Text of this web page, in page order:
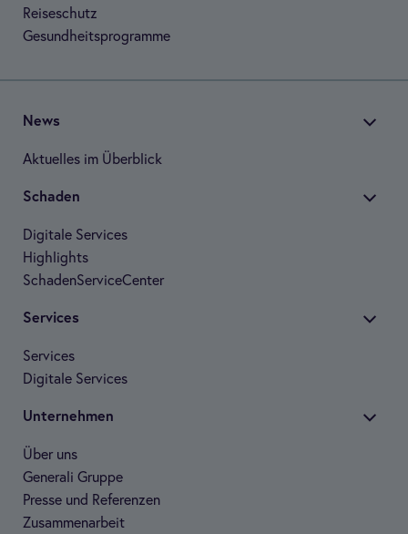
Rei­se­schutz
Gesund­heits­pro­gramme
News
Aktu­el­les im Über­blick
Scha­den
Digi­tale Ser­vices
High­lights
Scha­den­Ser­vice­Cen­ter
Ser­vices
Ser­vices
Digi­tale Ser­vices
Unter­neh­men
Über uns
Gene­rali Gruppe
Presse und Refe­ren­zen
Zusam­men­ar­beit